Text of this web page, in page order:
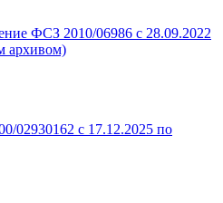
ФСЗ 2010/06986 с 28.09.2022
архивом)
02930162 с 17.12.2025 по